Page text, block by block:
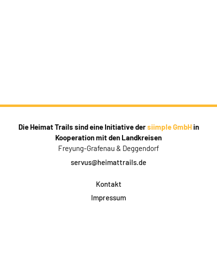
Die Heimat Trails sind eine Initiative dersiimple GmbHin
Kooperation mit den Landkreisen
Freyung-Grafenau & Deggendorf
servus@heimattrails.de
Kontakt
Impressum